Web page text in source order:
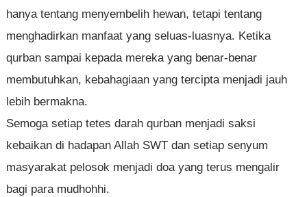
hanya tentang menyembelih hewan, tetapi tentang
menghadirkan manfaat yang seluas-luasnya. Ketika
qurban sampai kepada mereka yang benar-benar
membutuhkan, kebahagiaan yang tercipta menjadi jauh
lebih bermakna.
Semoga setiap tetes darah qurban menjadi saksi
kebaikan di hadapan Allah SWT dan setiap senyum
masyarakat pelosok menjadi doa yang terus mengalir
bagi para mudhohhi.